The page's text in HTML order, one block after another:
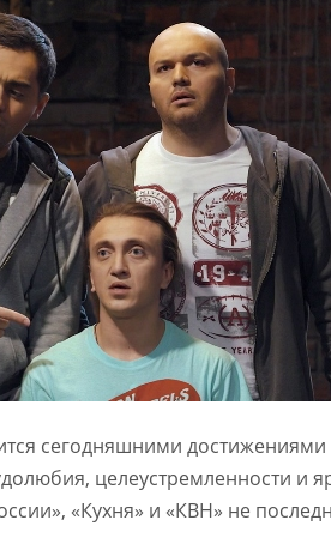
сегодняшними
целеустремленности и
«Кухня» и «КВН» не